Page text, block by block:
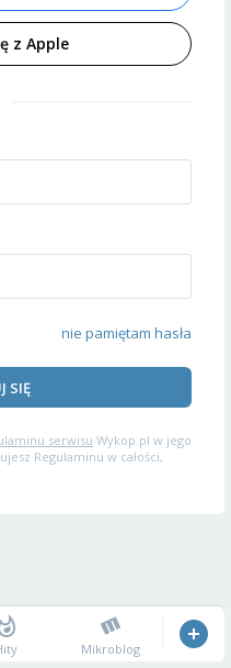
z Apple
nie pamiętam hasła
SIĘ
serwisu Wykop.pl w jego
Regulaminu w całości,
Mikroblog